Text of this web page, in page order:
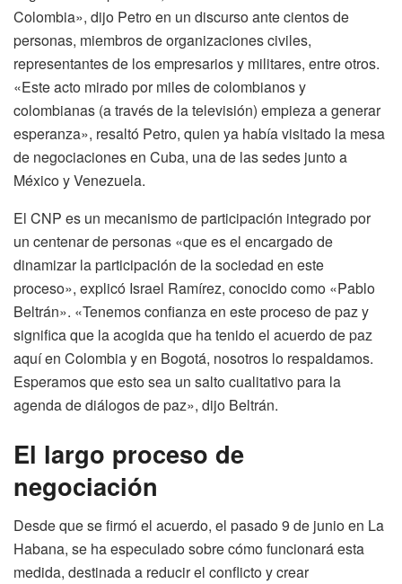
Colombia», dijo Petro en un discurso ante cientos de
personas, miembros de organizaciones civiles,
representantes de los empresarios y militares, entre otros.
«Este acto mirado por miles de colombianos y
colombianas (a través de la televisión) empieza a generar
esperanza», resaltó Petro, quien ya había visitado la mesa
de negociaciones en Cuba, una de las sedes junto a
México y Venezuela.
El CNP es un mecanismo de participación integrado por
un centenar de personas «que es el encargado de
dinamizar la participación de la sociedad en este
proceso», explicó Israel Ramírez, conocido como «Pablo
Beltrán». «Tenemos confianza en este proceso de paz y
significa que la acogida que ha tenido el acuerdo de paz
aquí en Colombia y en Bogotá, nosotros lo respaldamos.
Esperamos que esto sea un salto cualitativo para la
agenda de diálogos de paz», dijo Beltrán.
El largo proceso de
negociación
Desde que se firmó el acuerdo, el pasado 9 de junio en La
Habana, se ha especulado sobre cómo funcionará esta
medida, destinada a reducir el conflicto y crear